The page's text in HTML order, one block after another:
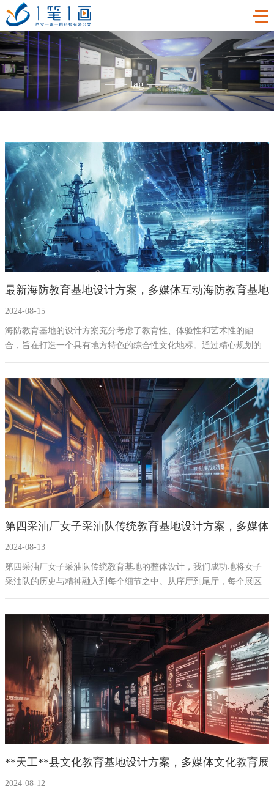
首页
工程案例
廉政警示展厅
法治教育基地
禁毒教育基地
红色党建教育基地
VR虚拟现实
AR增强现实
触控一体机
创新展项
互动投影
数字沙盘
新闻中心
公司新闻
展厅资讯
常见问题
关于我们
企业简介
企业文化
荣誉资质
加入我们
合作代理
诚聘精英
联系我们
联系我们
—— tag ——
最新海防教育基地设计方案，多媒体互动海防教育基地
建设方案策划公司
2024-08-15
海防教育基地的设计方案充分考虑了教育性、体验性和艺术性的融
合，旨在打造一个具有地方特色的综合性文化地标。通过精心规划的
展厅布局、创新的互动设备和艺术化的展示手法，将为参观者带来一
第四采油厂女子采油队传统教育基地设计方案，多媒体
油田教育展厅建设方案
2024-08-13
第四采油厂女子采油队传统教育基地的整体设计，我们成功地将女子
采油队的历史与精神融入到每个细节之中。从序厅到尾厅，每个展区
都精心布置，既体现了女子采油队的发展历程，也展示了她们在技术
体技术的应用，参观者能够在互动体验中获得深刻的学习体验，进而
激发他们对女子采油队及其精神的敬仰之情。
**天工**县文化教育基地设计方案，多媒体文化教育展
厅建设方案策划公司
2024-08-12